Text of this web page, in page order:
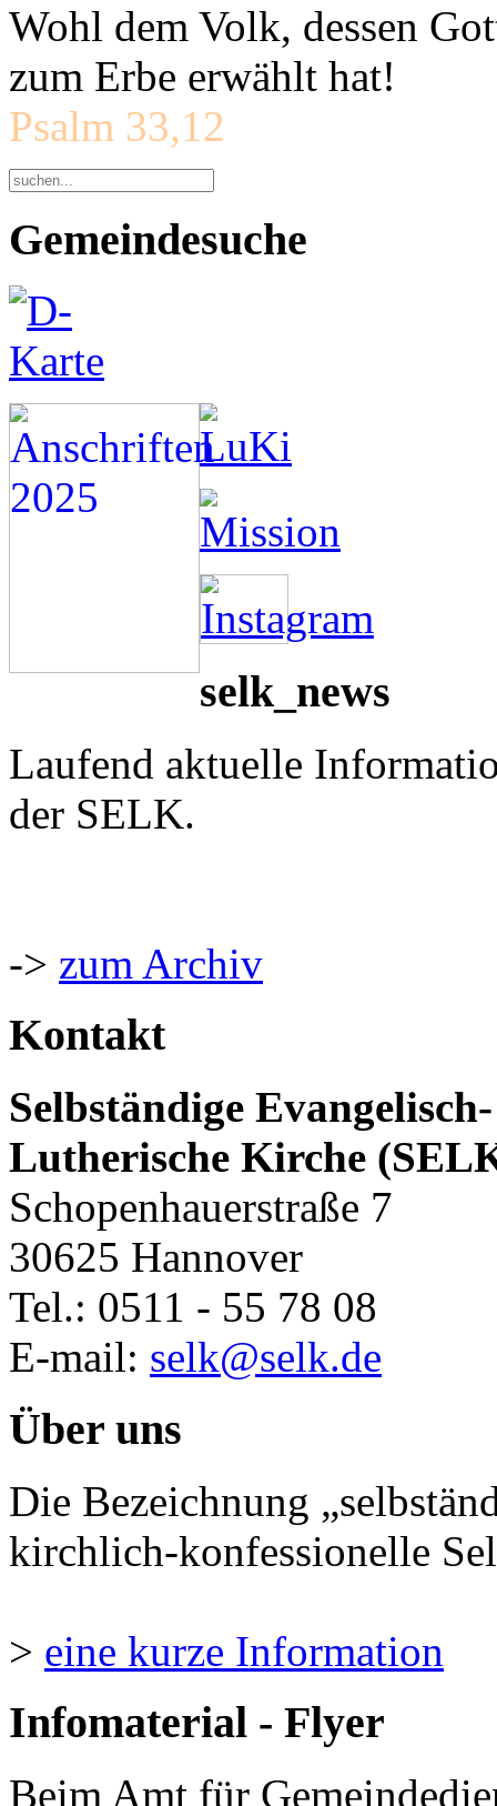
Wohl dem Volk, dessen
zum Erbe erwählt hat!
Psalm 33,12
Gemeindesuche
selk_news
Laufend aktuelle
der SELK.
-> zum Archiv
Kontakt
Selbständige Evangelisch-
Lutherische Kirche
Schopenhauerstraße 7
30625 Hannover
Tel.: 0511 - 55 78 08
E-mail: selk@selk.de
Über uns
Die Bezeichnung
kirchlich-konfessionelle
> eine kurze Information
Infomaterial - Flyer
Beim Amt für